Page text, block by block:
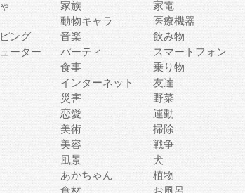
家族 家電
動物キャラ
医療機器
ング
音楽 飲み物
ーター
パーティ スマートフォン
食事
乗り物
インターネット
友達
災害
野菜
恋愛
運動
美術
掃除
美容
戦争
風景
犬
あかちゃん
植物
食材
お風呂